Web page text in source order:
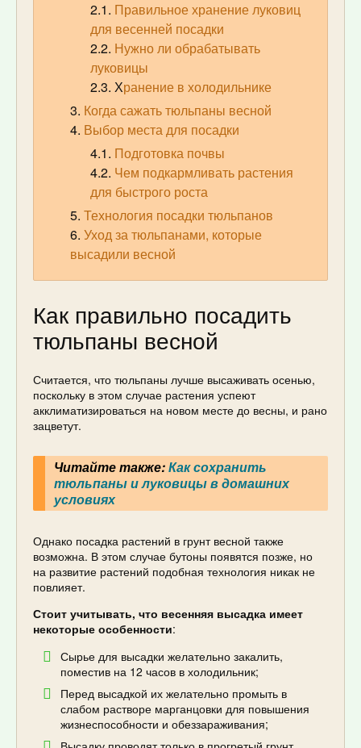
Правильное хранение луковиц
для весенней посадки
Нужно ли обрабатывать
луковицы
Хранение в холодильнике
Когда сажать тюльпаны весной
Выбор места для посадки
Подготовка почвы
Чем подкармливать растения
для быстрого роста
Технология посадки тюльпанов
Уход за тюльпанами, которые
высадили весной
Как правильно посадить
тюльпаны весной
Считается, что тюльпаны лучше высаживать осенью,
поскольку в этом случае растения успеют
акклиматизироваться на новом месте до весны, и рано
зацветут.
Читайте также:Как сохранить
тюльпаны и луковицы в домашних
условиях
Однако посадка растений в грунт весной также
возможна. В этом случае бутоны появятся позже, но
на развитие растений подобная технология никак не
повлияет.
Стоит учитывать, что весенняя высадка имеет
некоторые особенности:
Сырье для высадки желательно закалить,
поместив на 12 часов в холодильник;
Перед высадкой их желательно промыть в
слабом растворе марганцовки для повышения
жизнеспособности и обеззараживания;